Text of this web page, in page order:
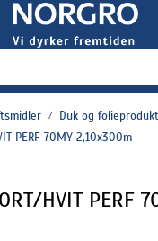
Duk og
PERF 70MY 2,10x300m
HVIT PERF